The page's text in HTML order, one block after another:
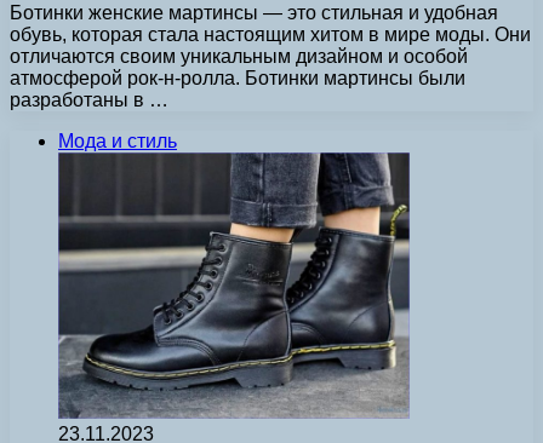
Ботинки женские мартинсы — это стильная и удобная
обувь, которая стала настоящим хитом в мире моды. Они
отличаются своим уникальным дизайном и особой
атмосферой рок-н-ролла. Ботинки мартинсы были
разработаны в …
Мода и стиль
23.11.2023